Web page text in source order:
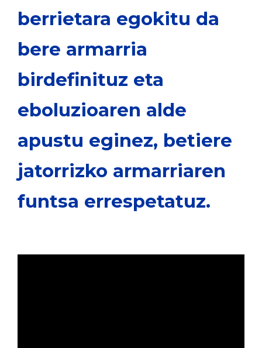
berrietara egokitu da
bere armarria
birdefinituz eta
eboluzioaren alde
apustu eginez, betiere
jatorrizko armarriaren
funtsa errespetatuz.